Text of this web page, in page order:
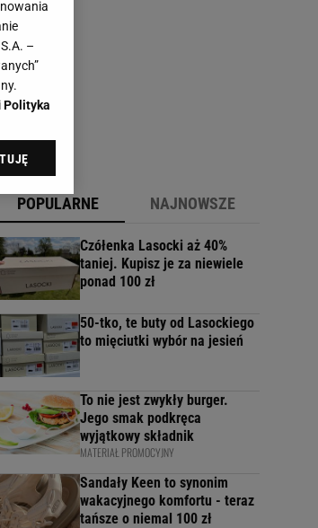
POPULARNE NAJNOWSZE
Czółenka Lasocki aż 40%
taniej. Kupisz je za niewiele
ponad 100 zł
50-tko, te buty od Lasockiego
to mięciutki wybór na jesień
To nie jest zwykły burger.
Jego smak podkręca
wyjątkowy składnik
MATERIAŁ PROMOCYJNY
Sandały Keen to synonim
wakacyjnego komfortu - teraz
tańsze o niemal 100 zł
–
iPolityka